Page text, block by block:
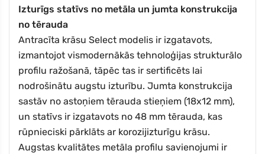
Izturīgs statīvs no metāla un jumta konstrukcija
no tērauda
Antracīta krāsu Select modelis ir izgatavots,
izmantojot vismodernākās tehnoloģijas strukturālo
profilu ražošanā, tāpēc tas ir sertificēts lai
nodrošinātu augstu izturību. Jumta konstrukcija
sastāv no astoņiem tērauda stieņiem (18x12 mm),
un statīvs ir izgatavots no 48 mm tērauda, kas
rūpnieciski pārklāts ar korozijizturīgu krāsu.
Augstas kvalitātes metāla profilu savienojumi ir